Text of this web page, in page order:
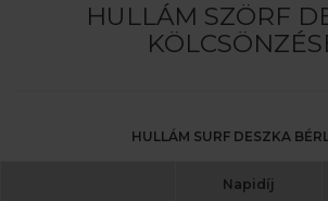
HULLÁM SZÖRF
HULLÁM SURF DESZKA
Napidíj